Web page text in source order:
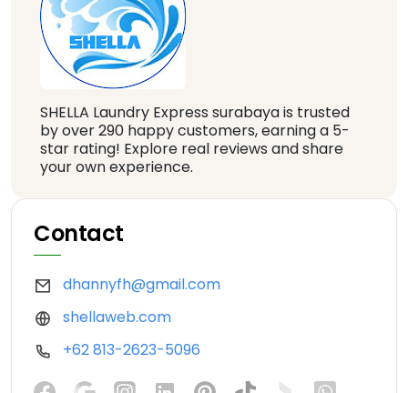
SHELLA Laundry Express surabaya is trusted
by over 290 happy customers, earning a 5-
star rating! Explore real reviews and share
your own experience.
Contact
dhannyfh@gmail.com
shellaweb.com
+62 813-2623-5096